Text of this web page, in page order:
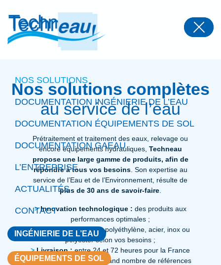
NOS SOLUTIONS
DOCUMENTATION INGÉNIERIE DE L’EAU
DOCUMENTATION ÉQUIPEMENTS DE SOL
DOCUMENTATION GAEAU
L’ENTREPRISE
ACTUALITÉS
CONTACT
INGÉNIERIE DE L’EAU
ÉQUIPEMENTS DE SOL
Nos solutions complètes
au service de l’eau
Prétraitement et traitement des eaux, relevage ou
encore équipements hydrauliques, Techneau
propose une large gamme de produits, afin de
répondre à tous vos besoins. Son expertise au
service de l’Eau et de l’Environnement, résulte de
plus de 30 ans de savoir-faire.
> Innovation technologique : des produits aux
performances optimales ;
> Choix du matériau :polyéthylène, acier, inox ou
polyester selon vos besoins ;
> Livraison :entre 24 et 72 heures pour la France
métropolitaine pour un grand nombre de références